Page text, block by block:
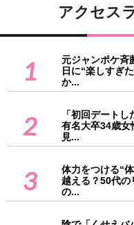
アクセス
1
元ジャンポケ斉
日に“楽しすぎ
か...
2
「初回デートし
有名大卒34歳女
見...
3
体力をつける“
越える？50代の
の...